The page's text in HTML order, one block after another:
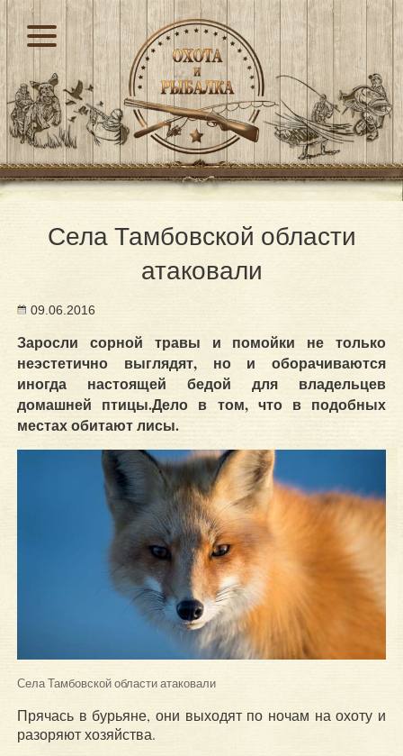
Села Тамбовской области
атаковали
09.06.2016
Заросли сорной травы и помойки не только
неэстетично выглядят, но и оборачиваются
иногда настоящей бедой для владельцев
домашней птицы.Дело в том, что в подобных
местах обитают лисы.
Села Тамбовской области атаковали
Прячась в бурьяне, они выходят по ночам на охоту и
разоряют хозяйства.